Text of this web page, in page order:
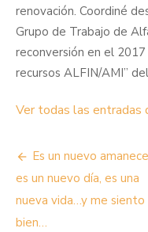
renovación. Coordiné
Grupo de Trabajo de
reconversión en el
recursos ALFIN/AMI”
Ver todas las entradas
Navegación
de
entradas
Es un nuevo
es un nuevo día, es una
nueva vida…y me siento
bien…